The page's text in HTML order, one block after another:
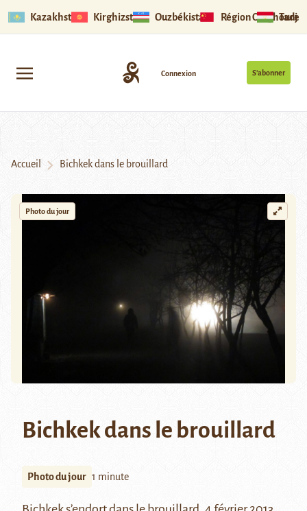
Kazakhstan Kirghizstan Ouzbékistan Région Ouïghoure
S’abonner
Connexion
Accueil Bichkek dans le brouillard
Photo du jour
Bichkek dans le brouillard
Photo du jour 1 minute